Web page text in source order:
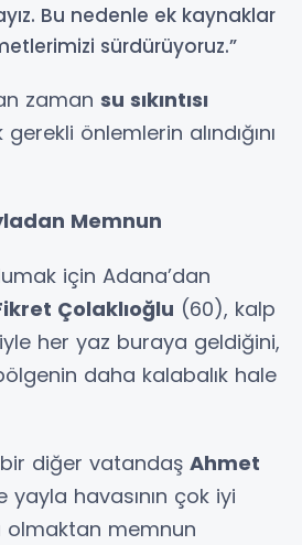
Bu nedenle ek kaynaklar
sürdürüyoruz.”
zaman su sıkıntısı
önlemlerin alındığını
Memnun
için Adana’dan
Çolaklıoğlu (60), kalp
her yaz buraya geldiğini,
daha kalabalık hale
diğer vatandaş Ahmet
yayla havasının çok iyi
memnun